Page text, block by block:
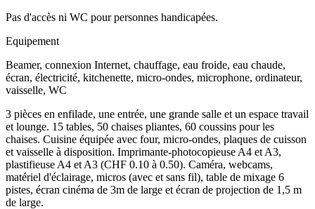
Pas d'accès ni WC pour personnes handicapées.
Equipement
Beamer, connexion Internet, chauffage, eau froide, eau chaude,
écran, électricité, kitchenette, micro-ondes, microphone, ordinateur,
vaisselle, WC
3 pièces en enfilade, une entrée, une grande salle et un espace travail
et lounge. 15 tables, 50 chaises pliantes, 60 coussins pour les
chaises. Cuisine équipée avec four, micro-ondes, plaques de cuisson
et vaisselle à disposition. Imprimante-photocopieuse A4 et A3,
plastifieuse A4 et A3 (CHF 0.10 à 0.50). Caméra, webcams,
matériel d'éclairage, micros (avec et sans fil), table de mixage 6
pistes, écran cinéma de 3m de large et écran de projection de 1,5 m
de large.